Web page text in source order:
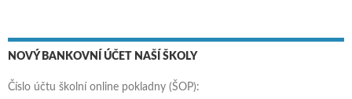
NOVÝ BANKOVNÍ ÚČET NAŠÍ ŠKOLY
Číslo účtu školní online pokladny (ŠOP):